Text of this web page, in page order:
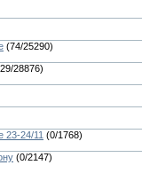
(74/25290)
29/28876)
23-24/11 (0/1768)
(0/2147)